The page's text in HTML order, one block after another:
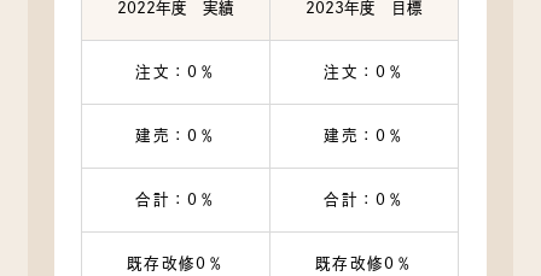
2022年度 実績 2023年度 目標
注文：0％ 注文：0％
建売：0％ 建売：0％
合計：0％ 合計：0％
既存改修0％ 既存改修0％